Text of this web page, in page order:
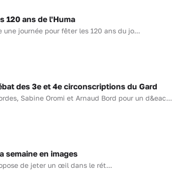
120 ans de l'Huma
une journée pour fêter les 120 ans du jo...
des 3e et 4e circonscriptions du Gard
Sabine Oromi et Arnaud Bord pour un d&eac...
semaine en images
de jeter un œil dans le rét...